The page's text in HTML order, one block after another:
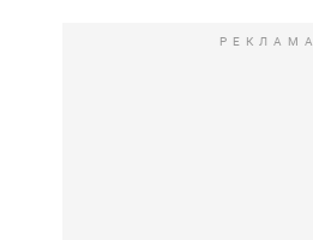
РЕКЛАМА